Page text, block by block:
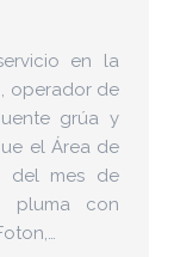
en la
operador de
grúa y
el Área de
del mes de
pluma con